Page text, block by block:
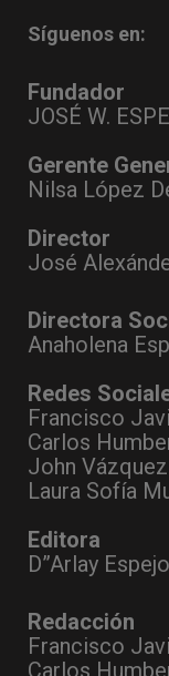
Síguenos en:
Fundador
JOSÉ W.
Gerente
Nilsa López
Director
José
Directora
Anaholena
Redes
Francisco
Carlos
John Vázquez
Laura Sofía
Editora
D”Arlay
Redacción
Francisco
Carlos